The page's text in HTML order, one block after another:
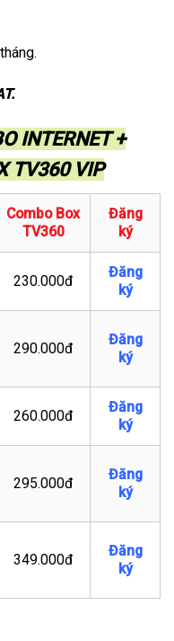
INTERNET +
TV360 VIP
Combo Box
TV360
Đăng
ký
230.000đ
Đăng
ký
290.000đ
Đăng
ký
260.000đ
Đăng
ký
295.000đ
Đăng
ký
349.000đ
Đăng
ký